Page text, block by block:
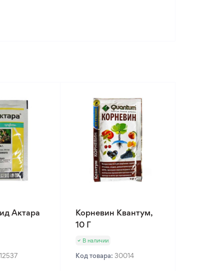
Актара
12537
Корневин Квантум,
10 Г
В наличии
Код товара: 30014